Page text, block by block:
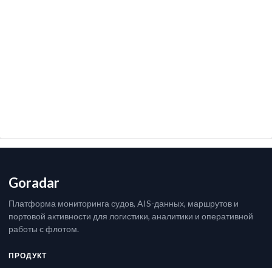
Goradar
Платформа мониторинга судов, AIS-данных, маршрутов и
портовой активности для логистики, аналитики и оперативной
работы с флотом.
ПРОДУКТ